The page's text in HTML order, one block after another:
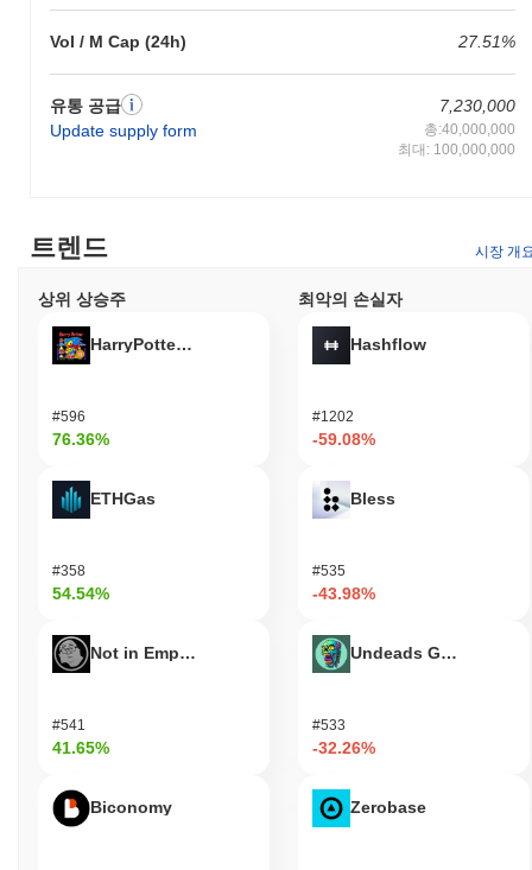
Vol / M Cap (24h) 27.51%
유통 공급
Update supply form
7,230,000
총:40,000,000
최대: 100,000,000
는 도구와 자원을 제공하여 생태계의 전반적인 기능을 향상시킵니
한 지갑과 마켓플레이스를 지원하여 사용자가 토큰을 관리하고 다
양한 애플리케이션과 효과적으로 상호 작용할 수 있도록 합니다.
전반적으로 Matchain은 사용자, 보유자, 검증자 및 개발자를 위한
Matchain은 여전히 활동적이거나 관련성이 있나요?
동적이며, 거래 효율성을 개선하기 위한 핵심 프로토콜의 향상을
도입했습니다. 개발 팀은 블록체인 생태계 내에서 상호 운용성을
확장하는 데 중점을 두고 지속적으로 업데이트를 출시하고 있습니
되고 있어 커뮤니티 참여와 의사 결정에 대한 헌신을 나타냅니다.
이러한 지표들은 Matchain이 블록체인 분야에서 계속해서 관련성
통해 사용자 기반을 유지하고 있음을 뒷받침합니다.
Matchain은 개발자와 기업을 위해 설계되어, 그들이 효율적으로
분산 애플리케이션을 구축하고 배포할 수 있도록 합니다. SDK 및
통합과 개발을 촉진합니다. 이 플랫폼은 개발자가 혁신적인 솔루션
을 만들 수 있도록 지원하는 동시에 기업이 블록체인 기술을 활용
및 유동성 제공자와 같은 2차 참여자는 스테이킹 및 거버넌스 메커
니즘을 통해 참여하여 네트워크의 보안 및 의사 결정 과정에 기여
트렌드 시장 개
상위 상승주
HarryPotterObamaSonic10Inu (ETH)
#596
76.36%
ETHGas
#358
54.54%
Not in Employment, Education, or Training
#541
41.65%
Biconomy
최악의 손실자
Hashflow
#1202
-59.08%
Bless
#535
-43.98%
Undeads Games
#533
-32.26%
Zerobase